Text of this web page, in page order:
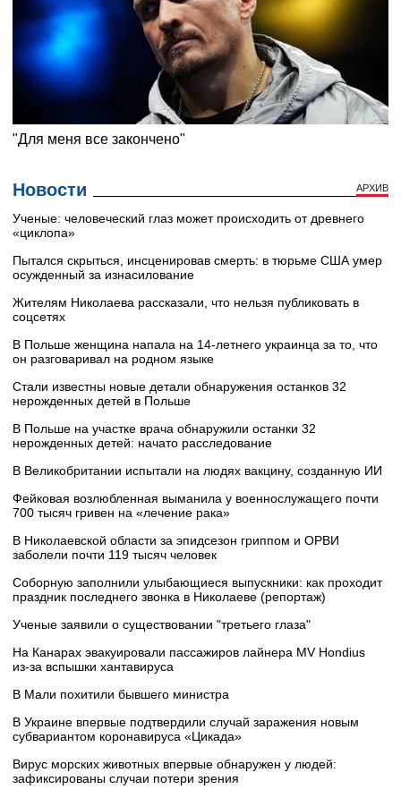
Новости АРХИВ
Ученые: человеческий глаз может происходить от древнего
«циклопа»
Пытался скрыться, инсценировав смерть: в тюрьме США умер
осужденный за изнасилование
Жителям Николаева рассказали, что нельзя публиковать в
соцсетях
В Польше женщина напала на 14-летнего украинца за то, что
он разговаривал на родном языке
Стали известны новые детали обнаружения останков 32
нерожденных детей в Польше
В Польше на участке врача обнаружили останки 32
нерожденных детей: начато расследование
В Великобритании испытали на людях вакцину, созданную ИИ
Фейковая возлюбленная выманила у военнослужащего почти
700 тысяч гривен на «лечение рака»
В Николаевской области за эпидсезон гриппом и ОРВИ
заболели почти 119 тысяч человек
Соборную заполнили улыбающиеся выпускники: как проходит
праздник последнего звонка в Николаеве (репортаж)
Ученые заявили о существовании "третьего глаза"
На Канарах эвакуировали пассажиров лайнера MV Hondius
из‑за вспышки хантавируса
В Мали похитили бывшего министра
В Украине впервые подтвердили случай заражения новым
субвариантом коронавируса «Цикада»
Вирус морских животных впервые обнаружен у людей:
зафиксированы случаи потери зрения